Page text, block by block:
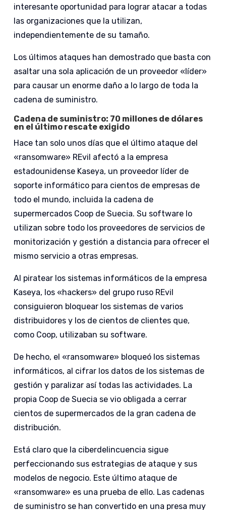
interesante oportunidad para lograr atacar a todas
las organizaciones que la utilizan,
independientemente de su tamaño.
Los últimos ataques han demostrado que basta con
asaltar una sola aplicación de un proveedor «líder»
para causar un enorme daño a lo largo de toda la
cadena de suministro.
Cadena de suministro: 70 millones de dólares
en el último rescate exigido
Hace tan solo unos días que el último ataque del
«ransomware» REvil afectó a la empresa
estadounidense Kaseya, un proveedor líder de
soporte informático para cientos de empresas de
todo el mundo, incluida la cadena de
supermercados Coop de Suecia. Su software lo
utilizan sobre todo los proveedores de servicios de
monitorización y gestión a distancia para ofrecer el
mismo servicio a otras empresas.
Al piratear los sistemas informáticos de la empresa
Kaseya, los «hackers» del grupo ruso REvil
consiguieron bloquear los sistemas de varios
distribuidores y los de cientos de clientes que,
como Coop, utilizaban su software.
De hecho, el «ransomware» bloqueó los sistemas
informáticos, al cifrar los datos de los sistemas de
gestión y paralizar así todas las actividades. La
propia Coop de Suecia se vio obligada a cerrar
cientos de supermercados de la gran cadena de
distribución.
Está claro que la ciberdelincuencia sigue
perfeccionando sus estrategias de ataque y sus
modelos de negocio. Este último ataque de
«ransomware» es una prueba de ello. Las cadenas
de suministro se han convertido en una presa muy